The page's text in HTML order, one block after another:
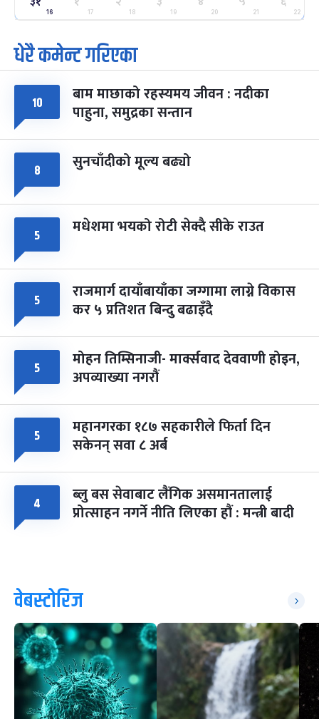
मंगल फाल्गुन २५, २०८३ Mar 9, 2027
७
आइत
पूर्णिमा व्रत
चैत्र ७, २०८३-Mar 21, 2027
८ फागुपूर्णिमा
चैत्र ८, २०८३- Mar 22, 2027
७ महिना बाँकी
16 17 18 19 20 21 22
धेरै कमेन्ट गरिएका
१० बाम माछाको रहस्यमय जीवन : नदीका
पाहुना, समुद्रका सन्तान
८ सुनचाँदीको मूल्य बढ्यो
५ मधेशमा भयको रोटी सेक्दै सीके राउत
५ राजमार्ग दायाँबायाँका जग्गामा लाग्ने विकास
कर ५ प्रतिशत बिन्दु बढाइँदै
५ मोहन तिम्सिनाजी- मार्क्सवाद देववाणी होइन,
अपव्याख्या नगरौं
५ महानगरका १८७ सहकारीले फिर्ता दिन
सकेनन् सवा ८ अर्ब
४ ब्लु बस सेवाबाट लैंगिक असमानतालाई
प्रोत्साहन नगर्ने नीति लिएका हौं : मन्त्री बादी
वेबस्टोरिज